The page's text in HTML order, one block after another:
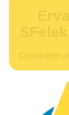
Contacteer